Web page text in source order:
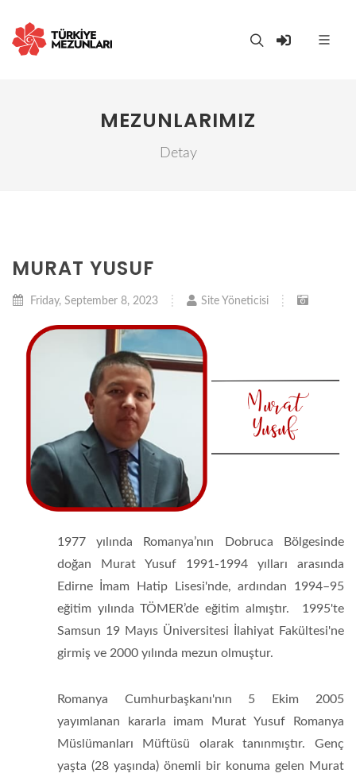
MEZUNLARIMIZ
Detay
MURAT YUSUF
Friday, September 8, 2023 Site Yöneticisi
1977 yılında Romanya’nın Dobruca Bölgesinde
doğan Murat Yusuf 1991-1994 yılları arasında
Edirne İmam Hatip Lisesi'nde, ardından 1994–95
eğitim yılında TÖMER’de eğitim almıştır. 1995'te
Samsun 19 Mayıs Üniversitesi İlahiyat Fakültesi'ne
girmiş ve 2000 yılında mezun olmuştur.
Romanya Cumhurbaşkanı'nın 5 Ekim 2005
yayımlanan kararla imam Murat Yusuf Romanya
Müslümanları Müftüsü olarak tanınmıştır. Genç
yaşta (28 yaşında) önemli bir konuma gelen Murat